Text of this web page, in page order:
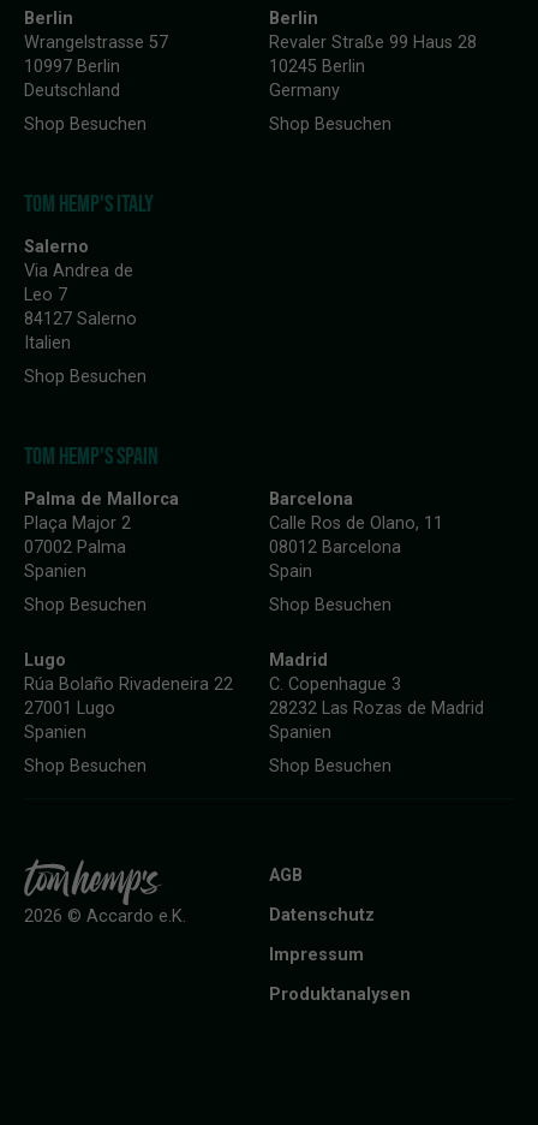
Berlin
Wrangelstrasse 57
10997 Berlin
Deutschland
Shop Besuchen
Berlin
Revaler Straße 99 Haus 28
10245 Berlin
Germany
Shop Besuchen
TOM HEMP'S ITALY
Salerno
Via Andrea de
Leo 7
84127 Salerno
Italien
Shop Besuchen
TOM HEMP'S SPAIN
Palma de Mallorca
Plaça Major 2
07002 Palma
Spanien
Shop Besuchen
Barcelona
Calle Ros de Olano, 11
08012 Barcelona
Spain
Shop Besuchen
Lugo
Rúa Bolaño Rivadeneira 22
27001 Lugo
Spanien
Shop Besuchen
Madrid
C. Copenhague 3
28232 Las Rozas de Madrid
Spanien
Shop Besuchen
AGB
Datenschutz
Impressum
Produktanalysen
2026 © Accardo e.K.